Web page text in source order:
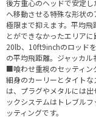
後方重心のヘッドで安定
へ移動させる特殊な形状
極限まで抑えます。平均
とができなかったエリア
20lb、10ft9inchのロッド
の平均飛距離。ジャッカル
■喰わせ重視のセッティン
細身のカーリーとタイト
は、プラグやメタルには
ックシステムはトレブル
ッティングです。